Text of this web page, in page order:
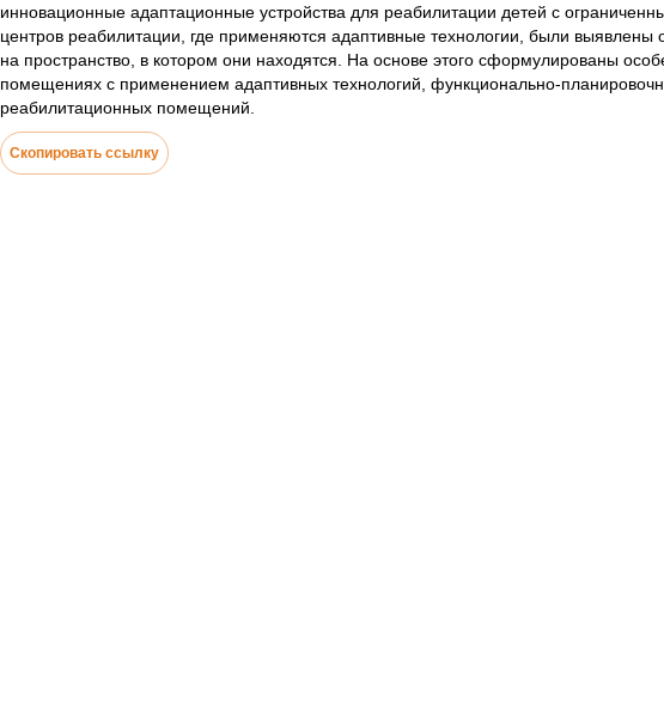
инновационные адаптационные устройства для реабилитации детей с
центров реабилитации, где применяются адаптивные технологии, были
на пространство, в котором они находятся. На основе этого сформулированы
помещениях с применением адаптивных технологий, функционально-
реабилитационных помещений.
Скопировать ссылку